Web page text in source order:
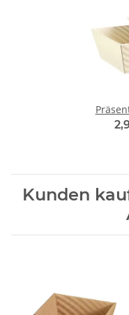
Kunden